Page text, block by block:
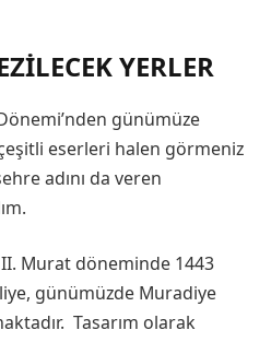
YERLER
günümüze
eserleri halen görmeniz
adını da veren
Murat döneminde 1443
günümüzde Muradiye
Tasarım olarak